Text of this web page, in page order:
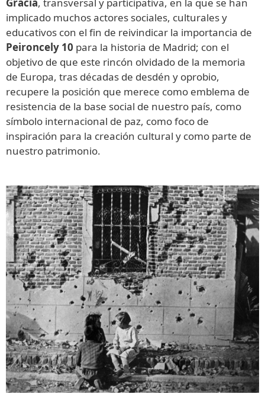
Gracia, transversal y participativa, en la que se han
implicado muchos actores sociales, culturales y
educativos con el fin de reivindicar la importancia de
Peironcely 10 para la historia de Madrid; con el
objetivo de que este rincón olvidado de la memoria
de Europa, tras décadas de desdén y oprobio,
recupere la posición que merece como emblema de
resistencia de la base social de nuestro país, como
símbolo internacional de paz, como foco de
inspiración para la creación cultural y como parte de
nuestro patrimonio.